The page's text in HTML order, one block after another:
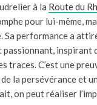
à la Route du
pour lui-même,
Sa performance a
inspirant
traces. C’est une
la persévérance et
on peut réaliser